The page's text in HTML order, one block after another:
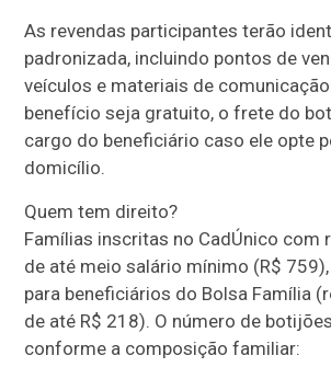
As revendas participantes terão
padronizada, incluindo pontos de
veículos e materiais de
benefício seja gratuito, o frete do
cargo do beneficiário caso ele opte
domicílio.
Quem tem direito?
Famílias inscritas no CadÚnico com
de até meio salário mínimo (R$
para beneficiários do Bolsa Família
de até R$ 218). O número de
conforme a composição familiar: